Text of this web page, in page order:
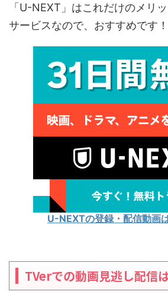
「U-NEXT」はこれだけのメリ
サービスなので、おすすめです！
U-NEXTの登録・配信動画
TVerでの動画見逃し配信